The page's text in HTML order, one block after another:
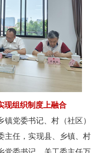
现组织制度上融合
党委书记、村（社区）
主任，实现县、乡镇、村